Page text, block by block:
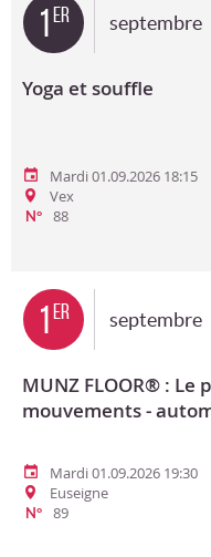
1er septembre
Yoga et souffle
Mardi 01.09.2026 18:15
Vex
N°
88
1er septembre
MUNZ FLOOR® : Le
mouvements -
Mardi 01.09.2026 19:30
Euseigne
N° 89